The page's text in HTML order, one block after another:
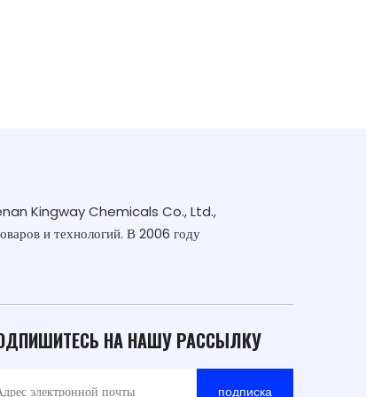
Kingway Chemicals Co., Ltd.,
и технологий. В 2006 году
НА НАШУ РАССЫЛКУ
подписка